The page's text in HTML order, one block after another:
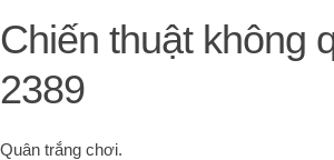
Chiến thuật không
2389
Quân trắng chơi.